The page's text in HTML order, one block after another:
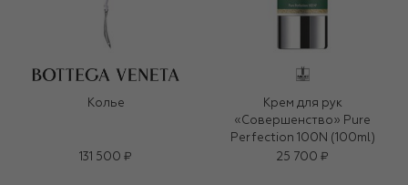
Колье
131 500 ₽
Крем для рук
«Совершенство» Pure
Perfection 100N (100ml)
25 700 ₽